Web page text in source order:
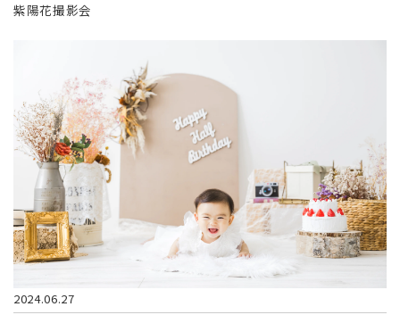
紫陽花撮影会​
2024.06.27